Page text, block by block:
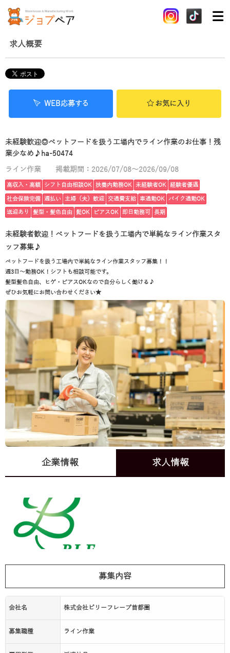
求人概要
WEB応募する お気に入り
未経験歓迎◎ペットフードを扱う工場内でライン作業のお仕事！残
業少なめ♪ha-50474
ライン作業 掲載期間：2026/07/08～2026/09/08
高収入・高額 シフト自由相談OK 扶養内勤務OK 未経験者OK 経験者優遇
社会保険完備 週払い 主婦（夫）歓迎 交通費支給 車通勤OK バイク通勤OK
送迎あり 髪型・髪色自由 髭OK ピアスOK 即日勤務可 長期
未経験者歓迎！ペットフードを扱う工場内で単純なライン作業スタ
ッフ募集♪
ペットフードを扱う工場内で単純なライン作業スタッフ募集！！
週3日～勤務OK！シフトも相談可能です。
髪型髪色自由、ヒゲ・ピアスOKなので自分らしく働ける♪
ぜひお気軽にお問い合わせください★
企業情報 求人情報
募集内容
会社名 株式会社ビリーフレーブ首都圏
募集職種 ライン作業